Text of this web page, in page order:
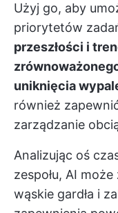
Użyj go, aby
priorytetów
przeszłości i
uniknięcia
również
zarządzanie
Analizując oś
zespołu, AI
wąskie gardła i